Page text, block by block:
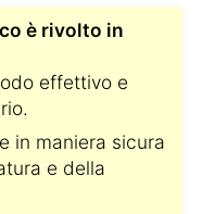
è rivolto in
effettivo e
in maniera sicura
e della